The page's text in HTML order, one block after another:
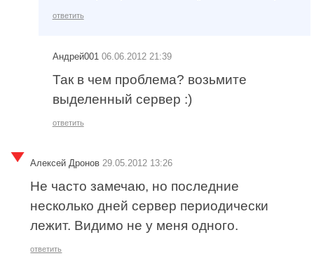
ответить
Андрей001 06.06.2012 21:39
Так в чем проблема? возьмите
выделенный сервер :)
ответить
Алексей Дронов 29.05.2012 13:26
Не часто замечаю, но последние
несколько дней сервер периодически
лежит. Видимо не у меня одного.
ответить